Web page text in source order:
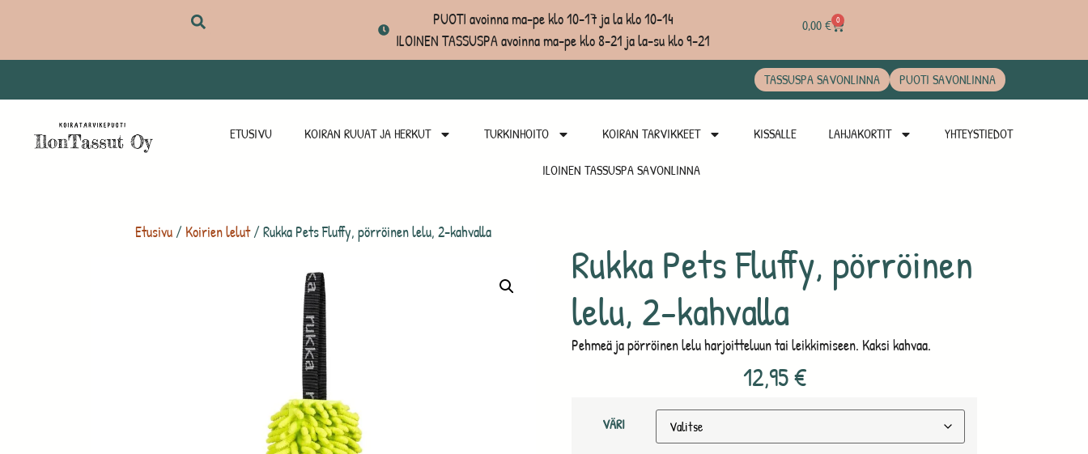
PUOTI avoinna ma-pe klo 10-17 ja la klo 10-14
ILOINEN TASSUSPA avoinna ma-pe klo 8-21 ja la-su klo 9-21
0,00€ 0
TASSUSPA SAVONLINNA PUOTI SAVONLINNA
ETUSIVU KOIRAN RUUAT JA HERKUT TURKINHOITO KOIRAN TARVIKKEET KISSALLE LAHJAKORTIT YHTEYSTIEDOT
ILOINEN TASSUSPA SAVONLINNA
Etusivu/Koirien lelut/ Rukka Pets Fluffy, pörröinen lelu, 2-kahvalla
Rukka Pets Fluffy, pörröinen
lelu, 2-kahvalla
Pehmeä ja pörröinen lelu harjoitteluun tai leikkimiseen. Kaksi kahvaa.
12,95€
VÄRI